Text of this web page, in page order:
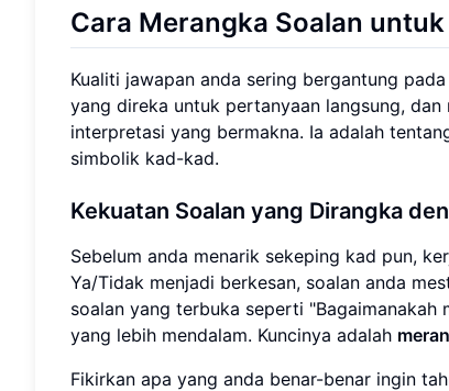
Cara Merangka Soalan
Kualiti jawapan anda sering bergantung
yang direka untuk pertanyaan langsung,
interpretasi yang bermakna. Ia adalah
simbolik kad-kad.
Kekuatan Soalan yang Dirangka
Sebelum anda menarik sekeping kad pun,
Ya/Tidak menjadi berkesan, soalan anda
soalan yang terbuka seperti "Bagaimanakah
yang lebih mendalam. Kuncinya adalah
Fikirkan apa yang anda benar-benar ingin